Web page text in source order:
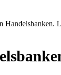
Handelsbanken.